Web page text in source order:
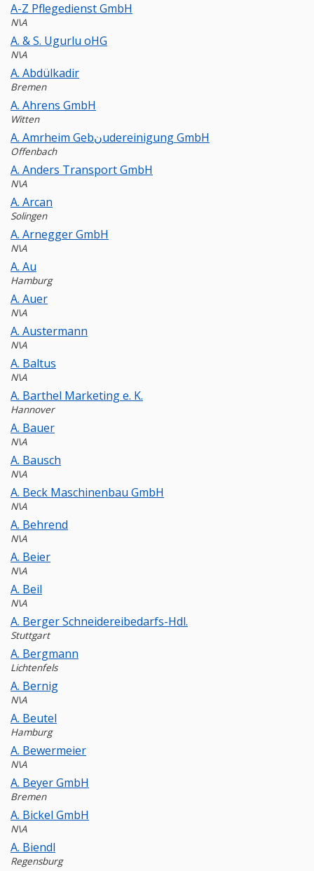
A-Z Pflegedienst GmbH
N\A
A. & S. Ugurlu oHG
N\A
A. Abdülkadir
Bremen
A. Ahrens GmbH
Witten
A. Amrheim Gebنudereinigung GmbH
Offenbach
A. Anders Transport GmbH
N\A
A. Arcan
Solingen
A. Arnegger GmbH
N\A
A. Au
Hamburg
A. Auer
N\A
A. Austermann
N\A
A. Baltus
N\A
A. Barthel Marketing e. K.
Hannover
A. Bauer
N\A
A. Bausch
N\A
A. Beck Maschinenbau GmbH
N\A
A. Behrend
N\A
A. Beier
N\A
A. Beil
N\A
A. Berger Schneidereibedarfs-Hdl.
Stuttgart
A. Bergmann
Lichtenfels
A. Bernig
N\A
A. Beutel
Hamburg
A. Bewermeier
N\A
A. Beyer GmbH
Bremen
A. Bickel GmbH
N\A
A. Biendl
Regensburg